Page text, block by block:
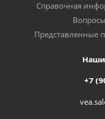
Справочная
Представленные
+7